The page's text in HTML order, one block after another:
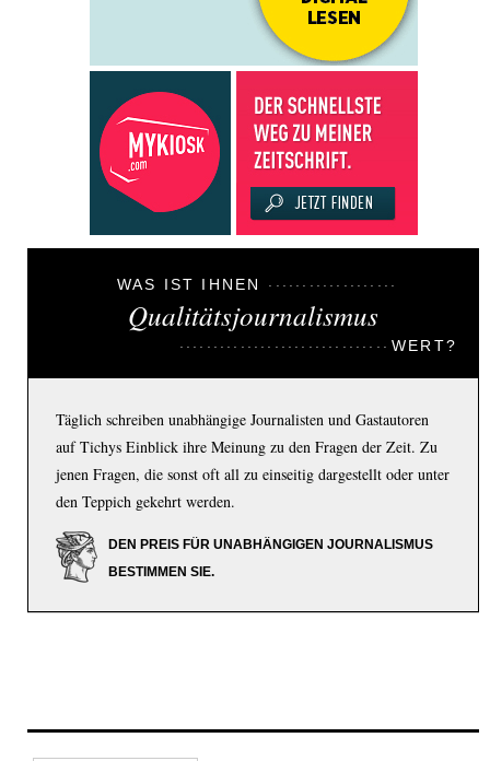
WAS IST IHNEN
Qualitätsjournalismus
WERT?
Täglich schreiben unabhängige Journalisten und Gastautoren
auf Tichys Einblick ihre Meinung zu den Fragen der Zeit. Zu
jenen Fragen, die sonst oft all zu einseitig dargestellt oder unter
den Teppich gekehrt werden.
DEN PREIS FÜR UNABHÄNGIGEN JOURNALISMUS
BESTIMMEN SIE.